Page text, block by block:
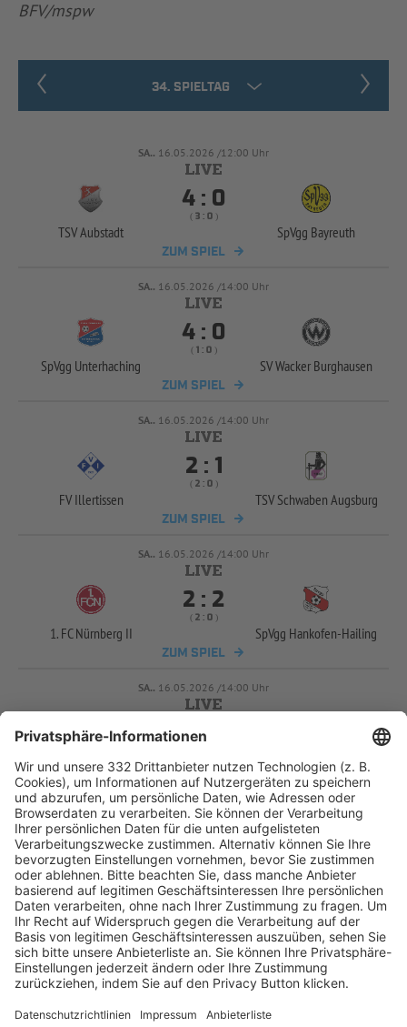
BFV/mspw
SA.. 16.05.2026 /12:00 Uhr
TSV Aubstadt
 : 
(  :  )
SpVgg Bayreuth
ZUM SPIEL
SA.. 16.05.2026 /14:00 Uhr
SpVgg Unterhaching
 : 
(  :  )
SV Wacker Burghausen
ZUM SPIEL
SA.. 16.05.2026 /14:00 Uhr
FV Illertissen
 : 
(  :  )
TSV Schwaben Augsburg
ZUM SPIEL
SA.. 16.05.2026 /14:00 Uhr
1. FC Nürnberg II
 : 
(  :  )
SpVgg Hankofen-Hailing
ZUM SPIEL
SA.. 16.05.2026 /14:00 Uhr
SpVgg Ansbach
 :
FC Würzburger Kickers
ZUM SPIEL
SA.. 16.05.2026 /14:00 Uhr
SV Viktoria Aschaffenburg
 :
( : )
FC Bayern München II
ZUM SPIEL
SA.. 16.05.2026 /14:00 Uhr
(   )